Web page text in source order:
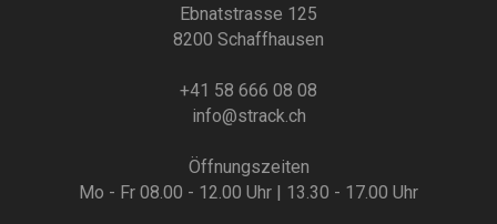
Ebnatstrasse 125
8200 Schaffhausen
+41 58 666 08 08
info@strack.ch
Öffnungszeiten
Mo - Fr 08.00 - 12.00 Uhr | 13.30 - 17.00 Uhr